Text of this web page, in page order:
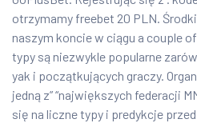
otrzymamy freebet 20 PLN.
naszym koncie w ciągu a couple
typy są niezwykle popularne
yak i początkujących graczy.
jedną z” “największych federacji
się na liczne typy i predykcje przed